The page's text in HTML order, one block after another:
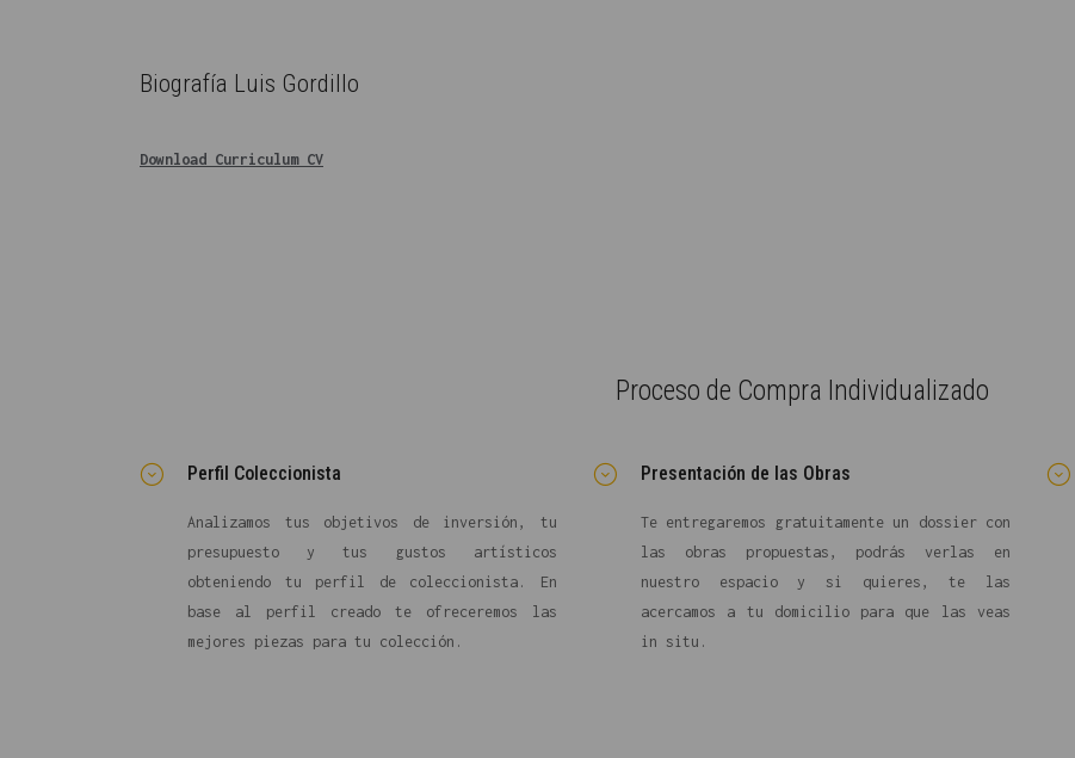
Biografía Luis Gordillo
Download Curriculum CV
Proceso de Compra Individualizado
Perfil Coleccionista
Analizamos tus objetivos de inversión, tu
presupuesto y tus gustos artísticos
obteniendo tu perfil de coleccionista. En
base al perfil creado te ofreceremos las
mejores piezas para tu colección.
Presentación de las Obras
Te entregaremos gratuitamente un dossier con
las obras propuestas, podrás verlas en
nuestro espacio y si quieres, te las
acercamos a tu domicilio para que las veas
in situ.